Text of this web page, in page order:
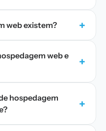
web existem? +
web e
+
hospedagem
+